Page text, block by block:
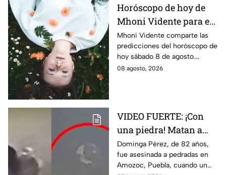
Horóscopo de hoy de
Mhoni Vidente para el
sábado 8 de agosto
¡Cierre de ciclo!
Mhoni Vidente comparte las
predicciones del horóscopo de
hoy sábado 8 de agosto.
Descubre qué signos vivirán
08 agosto, 2026
VIDEO FUERTE: ¡Con
una piedra! Matan a
vendedora de cemitas
de 82 años mientras iba
a su casa
Dominga Pérez, de 82 años,
fue asesinada a pedradas en
Amozoc, Puebla, cuando un